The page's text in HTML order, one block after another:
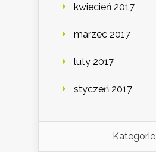
kwiecień 2017
marzec 2017
luty 2017
styczeń 2017
Kategorie